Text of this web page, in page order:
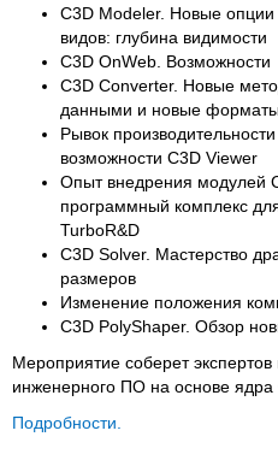
C3D Modeler. Новые опции
видов: глубина видимости
C3D OnWeb. Возможности
C3D Converter. Новые
данными и новые
Рывок
возможности C3D Viewer
Опыт внедрения модулей
программный комплекс
TurboR&D
C3D Solver. Мастерство
размеров
Изменение положения
C3D PolyShaper. Обзор
Мероприятие соберет экспертов
инженерного ПО на основе ядра
Подробности.